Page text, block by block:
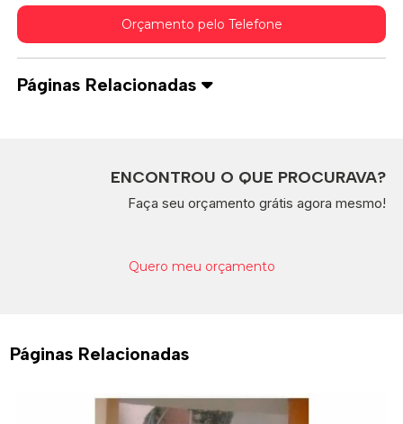
Orçamento pelo Telefone
Páginas Relacionadas
ENCONTROU O QUE PROCURAVA?
Faça seu orçamento grátis agora mesmo!
Quero meu orçamento
Páginas Relacionadas